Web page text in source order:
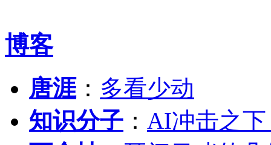
博客
唐涯： 多看少动
知识分子 ： AI冲击之